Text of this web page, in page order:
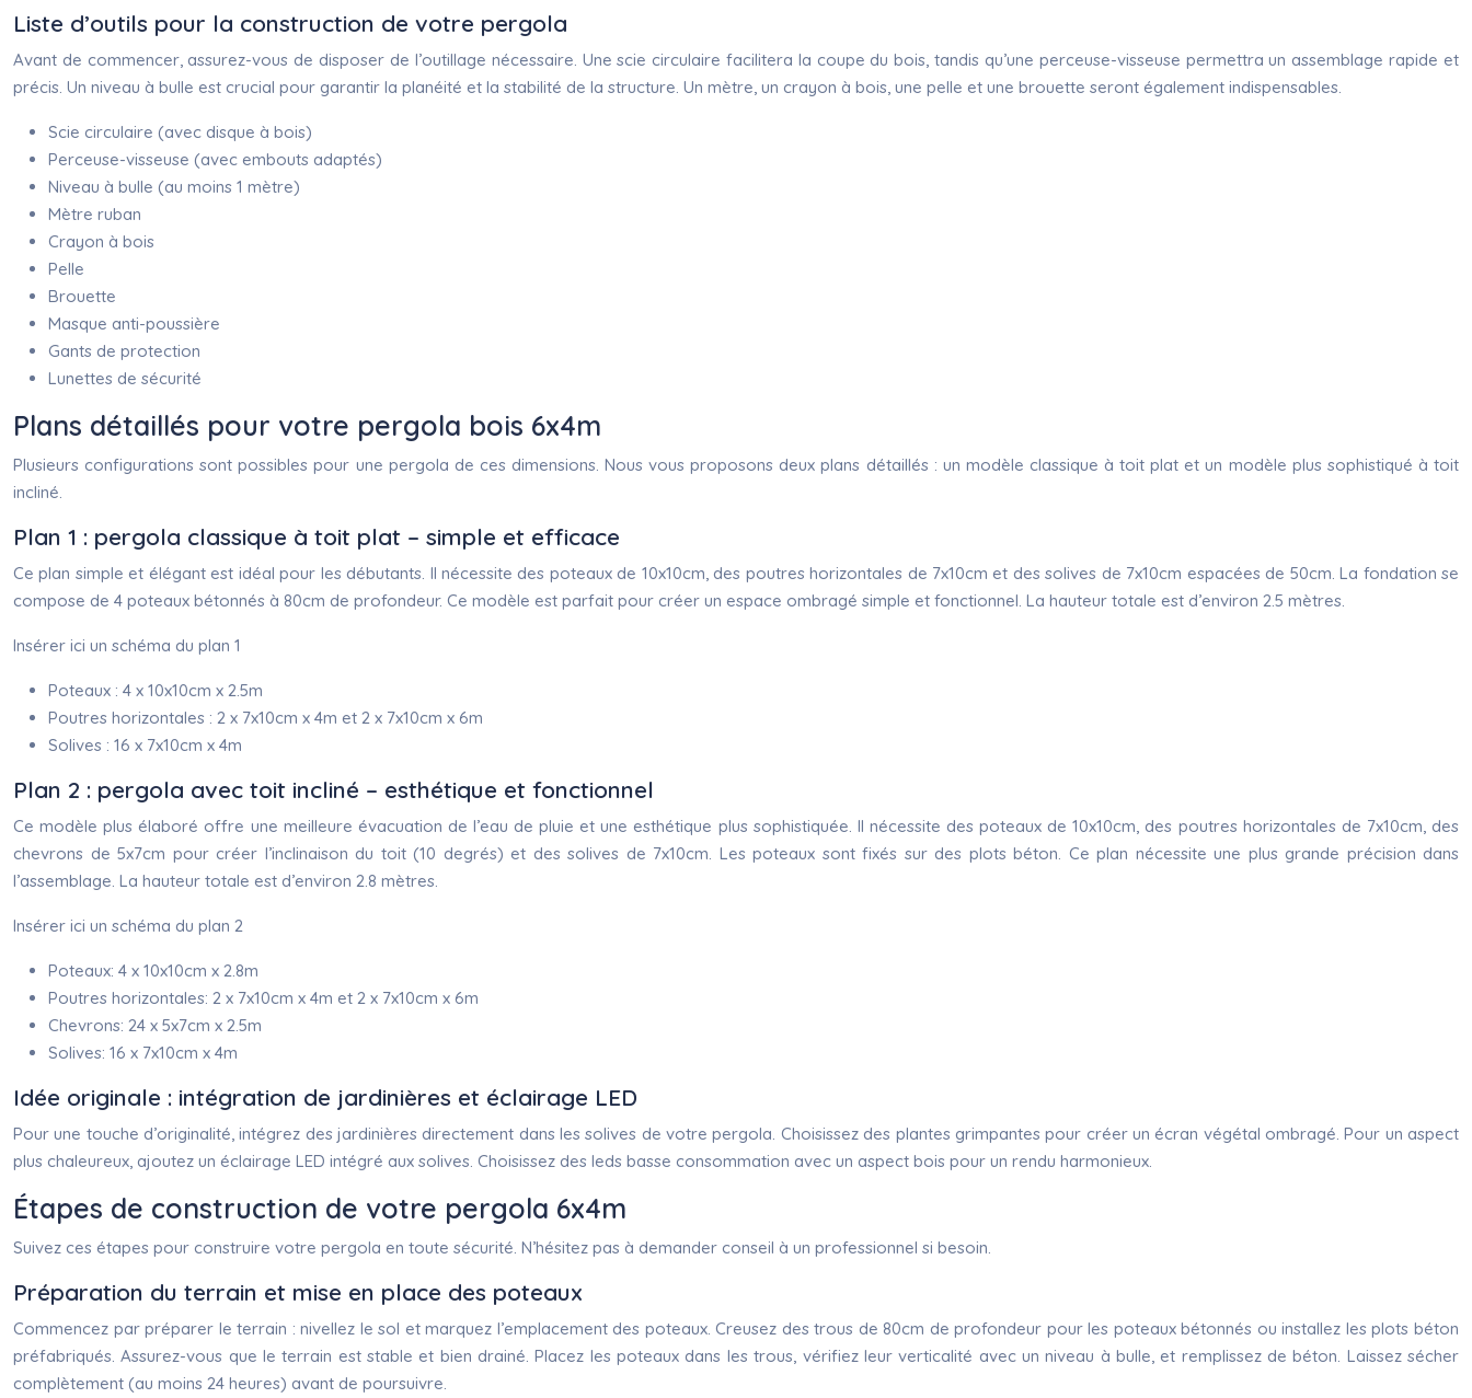
Liste d’outils pour la construction de votre pergola
Avant de commencer, assurez-vous de disposer de l’outillage nécessaire. Une scie circulaire facilitera la coupe du bois, tandis qu’une perceuse-visseuse permettra un assemblage rapide et
précis. Un niveau à bulle est crucial pour garantir la planéité et la stabilité de la structure. Un mètre, un crayon à bois, une pelle et une brouette seront également indispensables.
Scie circulaire (avec disque à bois)
Perceuse-visseuse (avec embouts adaptés)
Niveau à bulle (au moins 1 mètre)
Mètre ruban
Crayon à bois
Pelle
Brouette
Masque anti-poussière
Gants de protection
Lunettes de sécurité
Plans détaillés pour votre pergola bois 6x4m
Plusieurs configurations sont possibles pour une pergola de ces dimensions. Nous vous proposons deux plans détaillés : un modèle classique à toit plat et un modèle plus sophistiqué à toit
incliné.
Plan 1 : pergola classique à toit plat – simple et efficace
Ce plan simple et élégant est idéal pour les débutants. Il nécessite des poteaux de 10x10cm, des poutres horizontales de 7x10cm et des solives de 7x10cm espacées de 50cm. La fondation se
compose de 4 poteaux bétonnés à 80cm de profondeur. Ce modèle est parfait pour créer un espace ombragé simple et fonctionnel. La hauteur totale est d’environ 2.5 mètres.
Insérer ici un schéma du plan 1
Poteaux : 4 x 10x10cm x 2.5m
Poutres horizontales : 2 x 7x10cm x 4m et 2 x 7x10cm x 6m
Solives : 16 x 7x10cm x 4m
Plan 2 : pergola avec toit incliné – esthétique et fonctionnel
Ce modèle plus élaboré offre une meilleure évacuation de l’eau de pluie et une esthétique plus sophistiquée. Il nécessite des poteaux de 10x10cm, des poutres horizontales de 7x10cm, des
chevrons de 5x7cm pour créer l’inclinaison du toit (10 degrés) et des solives de 7x10cm. Les poteaux sont fixés sur des plots béton. Ce plan nécessite une plus grande précision dans
l’assemblage. La hauteur totale est d’environ 2.8 mètres.
Insérer ici un schéma du plan 2
Poteaux: 4 x 10x10cm x 2.8m
Poutres horizontales: 2 x 7x10cm x 4m et 2 x 7x10cm x 6m
Chevrons: 24 x 5x7cm x 2.5m
Solives: 16 x 7x10cm x 4m
Idée originale : intégration de jardinières et éclairage LED
Pour une touche d’originalité, intégrez des jardinières directement dans les solives de votre pergola. Choisissez des plantes grimpantes pour créer un écran végétal ombragé. Pour un aspect
plus chaleureux, ajoutez un éclairage LED intégré aux solives. Choisissez des leds basse consommation avec un aspect bois pour un rendu harmonieux.
Étapes de construction de votre pergola 6x4m
Suivez ces étapes pour construire votre pergola en toute sécurité. N’hésitez pas à demander conseil à un professionnel si besoin.
Préparation du terrain et mise en place des poteaux
Commencez par préparer le terrain : nivellez le sol et marquez l’emplacement des poteaux. Creusez des trous de 80cm de profondeur pour les poteaux bétonnés ou installez les plots béton
préfabriqués. Assurez-vous que le terrain est stable et bien drainé. Placez les poteaux dans les trous, vérifiez leur verticalité avec un niveau à bulle, et remplissez de béton. Laissez sécher
complètement (au moins 24 heures) avant de poursuivre.